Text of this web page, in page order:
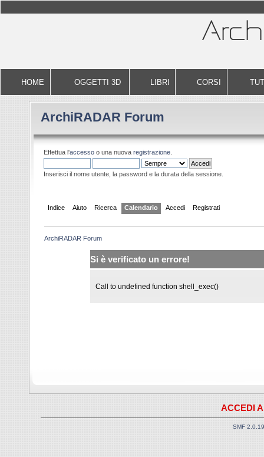
HOME OGGETTI 3D LIBRI CORSI
ArchiRADAR Forum
Effettua l'accesso o una nuova registrazione.
Inserisci il nome utente, la password e la durata della sessione.
Indice Aiuto Ricerca Calendario Accedi Registrati
ArchiRADAR Forum
Si è verificato un errore!
Call to undefined function shell_exec()
ACCEDI
SMF 2.0.19